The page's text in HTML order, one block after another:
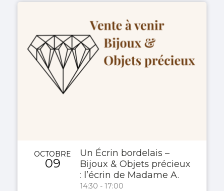
OCTOBRE
09
Un Écrin bordelais –
Bijoux & Objets précieux
: l’écrin de Madame A.
14:30 - 17:00